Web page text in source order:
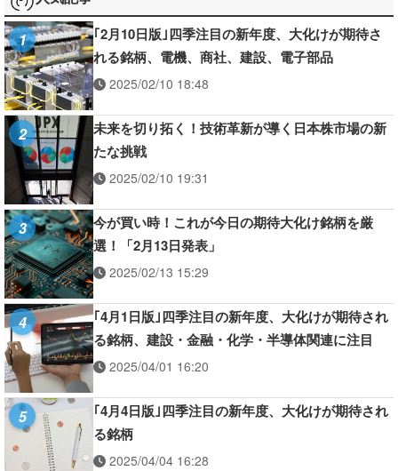
1
｢2月10日版｣四季注目の新年度、大化けが期待さ
れる銘柄、電機、商社、建設、電子部品
2025/02/10 18:48
2
未来を切り拓く！技術革新が導く日本株市場の新
たな挑戦
2025/02/10 19:31
3
今が買い時！これが今日の期待大化け銘柄を厳
選！「2月13日発表」
2025/02/13 15:29
4
｢4月1日版｣四季注目の新年度、大化けが期待され
る銘柄、建設・金融・化学・半導体関連に注目
2025/04/01 16:20
5
｢4月4日版｣四季注目の新年度、大化けが期待され
る銘柄
2025/04/04 16:28